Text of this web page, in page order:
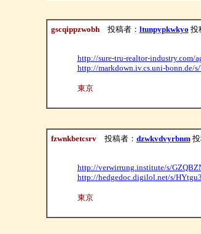
gscqippzwobh投稿者： ltunpypkwkyo 投
http://sure-tru-realtor-industry.com/
http://markdown.iv.cs.uni-bonn.de/
東京
fzwnkbetcsrv投稿者： dzwkvdvyrbnm
http://verwirrung.institute/s/
http://hedgedoc.digilol.net/s/
東京